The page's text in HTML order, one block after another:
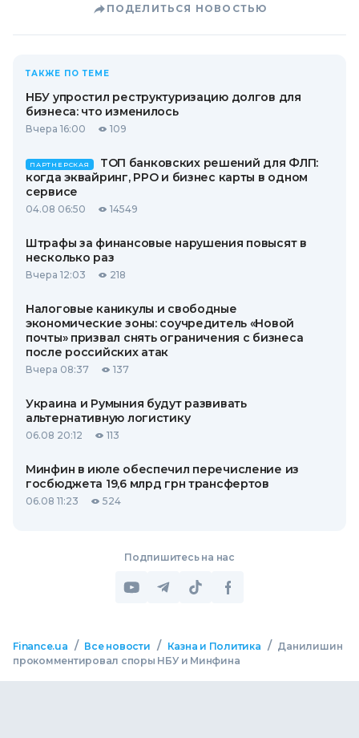
ПОДЕЛИТЬСЯ НОВОСТЬЮ
ТАКЖЕ ПО ТЕМЕ
НБУ упростил реструктуризацию долгов для
бизнеса: что изменилось
Вчера 16:00 109
ПАРТНЕРСКАЯ
ТОП банковских решений для ФЛП:
когда эквайринг, РРО и бизнес карты в одном
сервисе
04.08 06:50 14549
Штрафы за финансовые нарушения повысят в
несколько раз
Вчера 12:03 218
Налоговые каникулы и свободные
экономические зоны: соучредитель «Новой
почты» призвал снять ограничения с бизнеса
после российских атак
Вчера 08:37 137
Украина и Румыния будут развивать
альтернативную логистику
06.08 20:12 113
Минфин в июле обеспечил перечисление из
госбюджета 19,6 млрд грн трансфертов
06.08 11:23 524
Подпишитесь на нас
Finance.ua / Все новости / Казна и Политика / Данилишин
прокомментировал споры НБУ и Минфина